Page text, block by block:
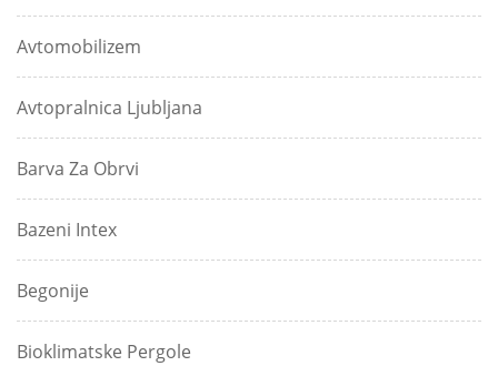
Avtomobilizem
Avtopralnica Ljubljana
Barva Za Obrvi
Bazeni Intex
Begonije
Bioklimatske Pergole